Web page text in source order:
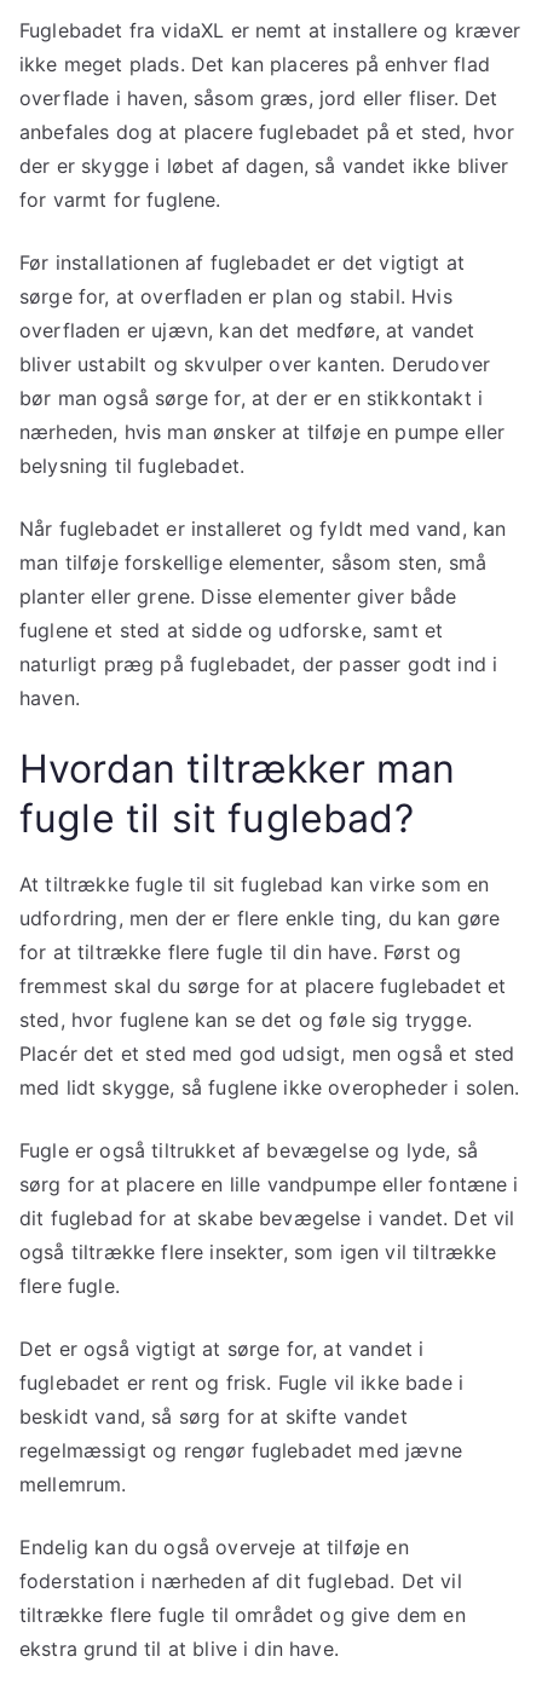
Fuglebadet fra vidaXL er nemt at installere og kræver
ikke meget plads. Det kan placeres på enhver flad
overflade i haven, såsom græs, jord eller fliser. Det
anbefales dog at placere fuglebadet på et sted, hvor
der er skygge i løbet af dagen, så vandet ikke bliver
for varmt for fuglene.
Før installationen af fuglebadet er det vigtigt at
sørge for, at overfladen er plan og stabil. Hvis
overfladen er ujævn, kan det medføre, at vandet
bliver ustabilt og skvulper over kanten. Derudover
bør man også sørge for, at der er en stikkontakt i
nærheden, hvis man ønsker at tilføje en pumpe eller
belysning til fuglebadet.
Når fuglebadet er installeret og fyldt med vand, kan
man tilføje forskellige elementer, såsom sten, små
planter eller grene. Disse elementer giver både
fuglene et sted at sidde og udforske, samt et
naturligt præg på fuglebadet, der passer godt ind i
haven.
Hvordan tiltrækker man
fugle til sit fuglebad?
At tiltrække fugle til sit fuglebad kan virke som en
udfordring, men der er flere enkle ting, du kan gøre
for at tiltrække flere fugle til din have. Først og
fremmest skal du sørge for at placere fuglebadet et
sted, hvor fuglene kan se det og føle sig trygge.
Placér det et sted med god udsigt, men også et sted
med lidt skygge, så fuglene ikke overopheder i solen.
Fugle er også tiltrukket af bevægelse og lyde, så
sørg for at placere en lille vandpumpe eller fontæne i
dit fuglebad for at skabe bevægelse i vandet. Det vil
også tiltrække flere insekter, som igen vil tiltrække
flere fugle.
Det er også vigtigt at sørge for, at vandet i
fuglebadet er rent og frisk. Fugle vil ikke bade i
beskidt vand, så sørg for at skifte vandet
regelmæssigt og rengør fuglebadet med jævne
mellemrum.
Endelig kan du også overveje at tilføje en
foderstation i nærheden af dit fuglebad. Det vil
tiltrække flere fugle til området og give dem en
ekstra grund til at blive i din have.